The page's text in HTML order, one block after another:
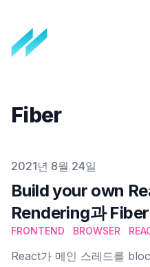
Fiber
Published on
2021년 8월 24일
Build your own
Rendering과 Fiber
FRONTEND BROWSER
React가 메인 스레드를